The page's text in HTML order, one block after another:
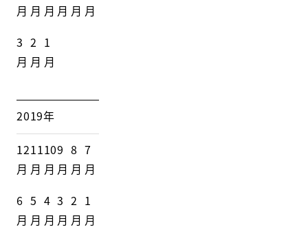
月 月 月 月 月 月
3
月
2
月
1
月
2019年
12
月
11
月
10
月
9
月
8
月
7
月
6
月
5
月
4
月
3
月
2
月
1
月